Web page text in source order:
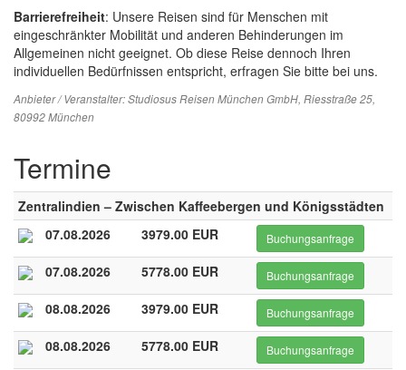
Barrierefreiheit: Unsere Reisen sind für Menschen mit
eingeschränkter Mobilität und anderen Behinderungen im
Allgemeinen nicht geeignet. Ob diese Reise dennoch Ihren
individuellen Bedürfnissen entspricht, erfragen Sie bitte bei uns.
Anbieter / Veranstalter:Studiosus Reisen München GmbH, Riesstraße 25,
80992 München
Termine
Zentralindien – Zwischen Kaffeebergen und Königsstädten
07.08.2026
3979.00 EUR Buchungsanfrage
07.08.2026 5778.00 EUR Buchungsanfrage
08.08.2026 3979.00 EUR Buchungsanfrage
08.08.2026 5778.00 EUR Buchungsanfrage